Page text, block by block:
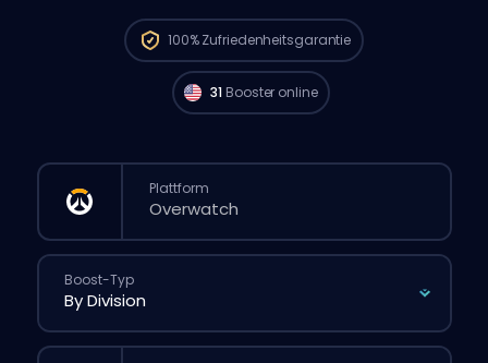
100%Zufriedenheitsgarantie
verfügbar und können deine Bestellung
sofort starten. 🔥
31 Booster online
Plattform
Boost-Typ